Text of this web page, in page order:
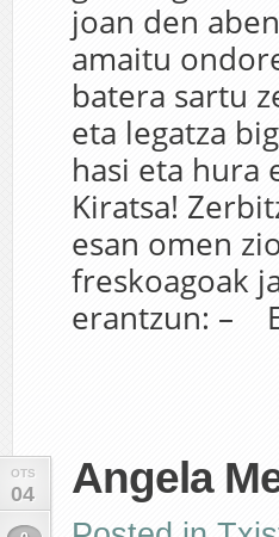
joan den
amaitu
batera sartu
eta legatza
hasi eta hura
Kiratsa!
esan omen
freskoagoak
erantzun: –
OTS
04 Angela